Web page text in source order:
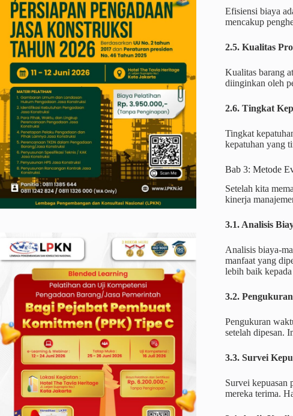
Efisiensi biaya
mencakup
2.5. Kualitas
Kualitas barang
diinginkan oleh
2.6. Tingkat
Tingkat
kepatuhan yang
Bab 3: Metode
Setelah kita
kinerja
3.1. Analisis
Analisis biaya-
manfaat yang
lebih baik
3.2.
Pengukuran
setelah dipesan.
3.3. Survei
Survei kepuasan
mereka terima.